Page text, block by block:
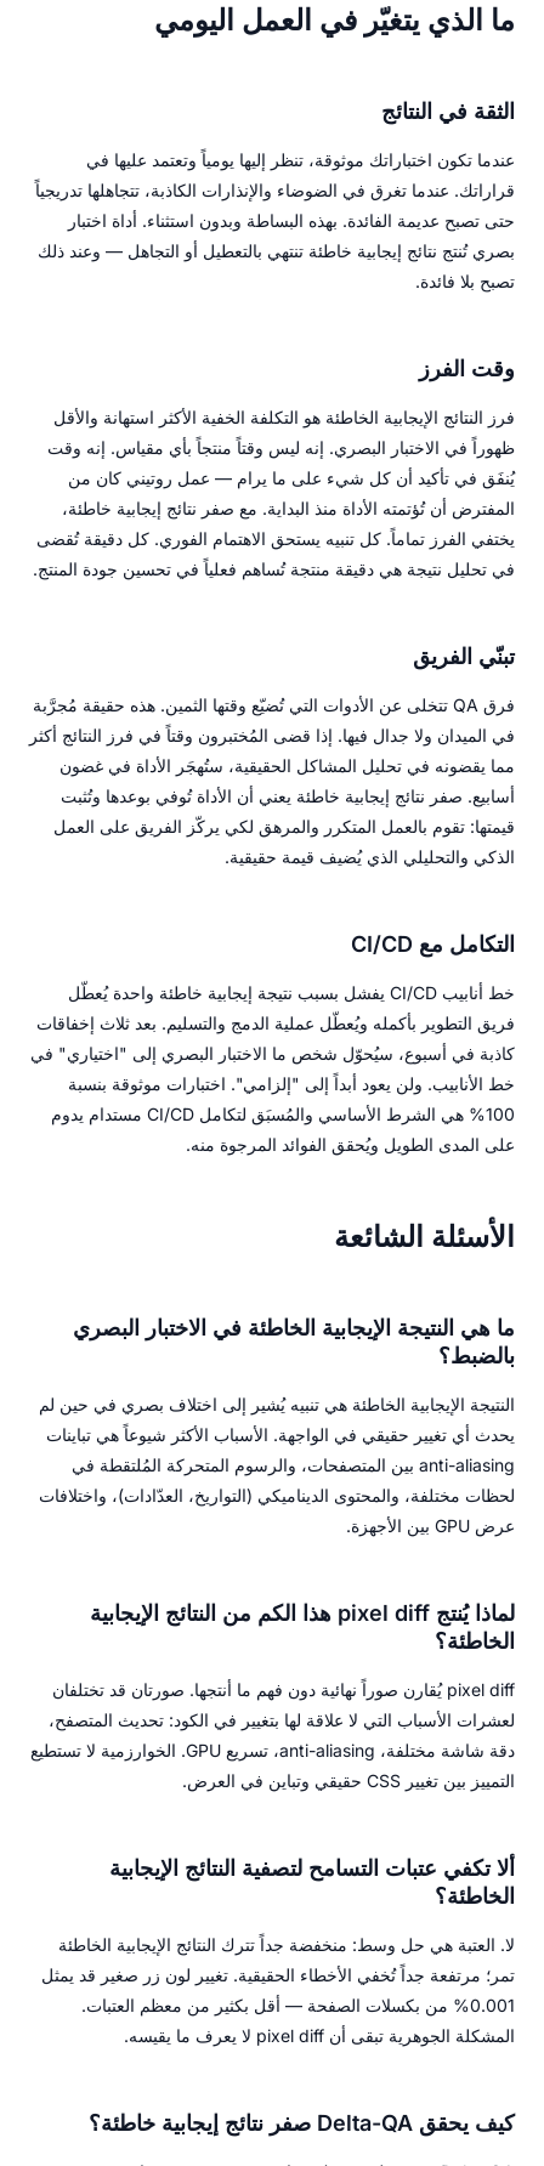
ما الذي يتغيّر في العمل اليومي
الثقة في النتائج
عندما تكون اختباراتك موثوقة، تنظر إليها يومياً وتعتمد عليها في
قراراتك. عندما تغرق في الضوضاء والإنذارات الكاذبة، تتجاهلها تدريجياً
حتى تصبح عديمة الفائدة. بهذه البساطة وبدون استثناء. أداة اختبار
بصري تُنتج نتائج إيجابية خاطئة تنتهي بالتعطيل أو التجاهل — وعند ذلك
تصبح بلا فائدة.
وقت الفرز
فرز النتائج الإيجابية الخاطئة هو التكلفة الخفية الأكثر استهانة والأقل
ظهوراً في الاختبار البصري. إنه ليس وقتاً منتجاً بأي مقياس. إنه وقت
يُنفَق في تأكيد أن كل شيء على ما يرام — عمل روتيني كان من
المفترض أن تُؤتمته الأداة منذ البداية. مع صفر نتائج إيجابية خاطئة،
يختفي الفرز تماماً. كل تنبيه يستحق الاهتمام الفوري. كل دقيقة تُقضى
في تحليل نتيجة هي دقيقة منتجة تُساهم فعلياً في تحسين جودة المنتج.
تبنّي الفريق
فرق QA تتخلى عن الأدوات التي تُضيّع وقتها الثمين. هذه حقيقة مُجرَّبة
في الميدان ولا جدال فيها. إذا قضى المُختبرون وقتاً في فرز النتائج أكثر
مما يقضونه في تحليل المشاكل الحقيقية، ستُهجَر الأداة في غضون
أسابيع. صفر نتائج إيجابية خاطئة يعني أن الأداة تُوفي بوعدها وتُثبت
قيمتها: تقوم بالعمل المتكرر والمرهق لكي يركّز الفريق على العمل
الذكي والتحليلي الذي يُضيف قيمة حقيقية.
التكامل مع CI/CD
خط أنابيب CI/CD يفشل بسبب نتيجة إيجابية خاطئة واحدة يُعطّل
فريق التطوير بأكمله ويُعطّل عملية الدمج والتسليم. بعد ثلاث إخفاقات
كاذبة في أسبوع، سيُحوّل شخص ما الاختبار البصري إلى "اختياري" في
خط الأنابيب. ولن يعود أبداً إلى "إلزامي". اختبارات موثوقة بنسبة
100% هي الشرط الأساسي والمُسبَق لتكامل CI/CD مستدام يدوم
على المدى الطويل ويُحقق الفوائد المرجوة منه.
الأسئلة الشائعة
ما هي النتيجة الإيجابية الخاطئة في الاختبار البصري
بالضبط؟
النتيجة الإيجابية الخاطئة هي تنبيه يُشير إلى اختلاف بصري في حين لم
يحدث أي تغيير حقيقي في الواجهة. الأسباب الأكثر شيوعاً هي تباينات
anti-aliasing بين المتصفحات، والرسوم المتحركة المُلتقطة في
لحظات مختلفة، والمحتوى الديناميكي (التواريخ، العدّادات)، واختلافات
عرض GPU بين الأجهزة.
لماذا يُنتج pixel diff هذا الكم من النتائج الإيجابية
الخاطئة؟
pixel diff يُقارن صوراً نهائية دون فهم ما أنتجها. صورتان قد تختلفان
لعشرات الأسباب التي لا علاقة لها بتغيير في الكود: تحديث المتصفح،
دقة شاشة مختلفة، anti-aliasing، تسريع GPU. الخوارزمية لا تستطيع
التمييز بين تغيير CSS حقيقي وتباين في العرض.
ألا تكفي عتبات التسامح لتصفية النتائج الإيجابية
الخاطئة؟
لا. العتبة هي حل وسط: منخفضة جداً تترك النتائج الإيجابية الخاطئة
تمر؛ مرتفعة جداً تُخفي الأخطاء الحقيقية. تغيير لون زر صغير قد يمثل
0.001% من بكسلات الصفحة — أقل بكثير من معظم العتبات.
المشكلة الجوهرية تبقى أن pixel diff لا يعرف ما يقيسه.
كيف يحقق Delta-QA صفر نتائج إيجابية خاطئة؟